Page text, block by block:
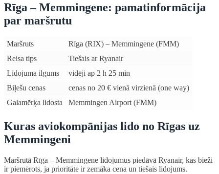
Rīga – Memmingene: pamatinformācija
par maršrutu
Maršruts
Rīga (RIX) – Memmingene (FMM)
Reisa tips
Tiešais ar Ryanair
Lidojuma ilgums
vidēji ap 2 h 25 min
Biļešu cenas
cenas no 20 € vienā virzienā (one way)
Galamērķa lidosta
Memmingen Airport (FMM)
Kuras aviokompānijas lido no Rīgas uz
Memmingeni
Maršrutā Rīga – Memmingene lidojumus piedāvā Ryanair, kas bieži
ir piemērots, ja prioritāte ir zemāka cena un tiešais lidojums.